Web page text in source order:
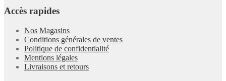
Accès rapides
Nos Magasins
Conditions générales de ventes
Politique de confidentialité
Mentions légales
Livraisons et retours